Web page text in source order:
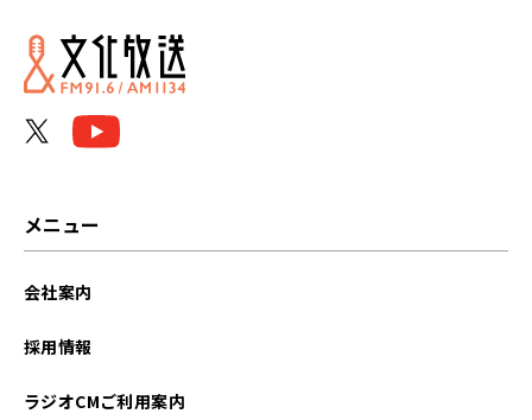
メニュー
会社案内
採用情報
ラジオCMご利用案内